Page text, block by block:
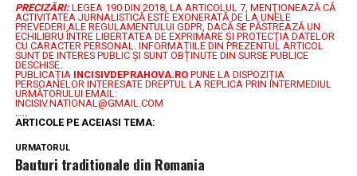
PRECIZĂRI: LEGEA 190 DIN 2018, LA ARTICOLUL 7, MENŢIONEAZĂ CĂ
ACTIVITATEA JURNALISTICĂ ESTE EXONERATĂ DE LA UNELE
PREVEDERI ALE REGULAMENTULUI GDPR, DACĂ SE PĂSTREAZĂ UN
ECHILIBRU ÎNTRE LIBERTATEA DE EXPRIMARE ŞI PROTECŢIA DATELOR
CU CARACTER PERSONAL.
INFORMAȚIILE DIN PREZENTUL ARTICOL
SUNT DE INTERES PUBLIC ȘI SUNT OBȚINUTE DIN SURSE PUBLICE
DESCHISE.
PUBLICAȚIA INCISIVDEPRAHOVA.ROPUNE LA DISPOZIȚIA
PERSOANELOR INTERESATE DREPTUL LA REPLICA PRIN INTERMEDIUL
URMĂTORULUI EMAIL:
INCISIV.NATIONAL@GMAIL.COM
ARTICOLE PE ACEIASI TEMA:
URMATORUL
Bauturi traditionale din Romania